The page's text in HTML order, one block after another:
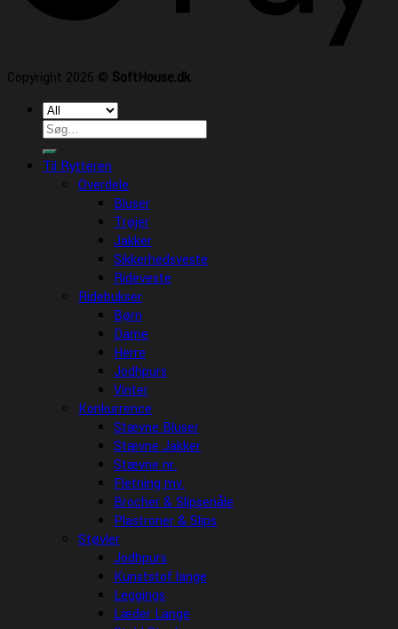
Copyright 2026 © SoftHouse.dk
Søg
efter:
Til Rytteren
Overdele
Bluser
Trøjer
Jakker
Sikkerhedsveste
Rideveste
Ridebukser
Børn
Dame
Herre
Jodhpurs
Vinter
Konkurrence
Stævne Bluser
Stævne Jakker
Stævne nr.
Fletning mv.
Brocher & Slipsenåle
Plastroner & Slips
Støvler
Jodhpurs
Kunststof lange
Leggings
Læder Lange